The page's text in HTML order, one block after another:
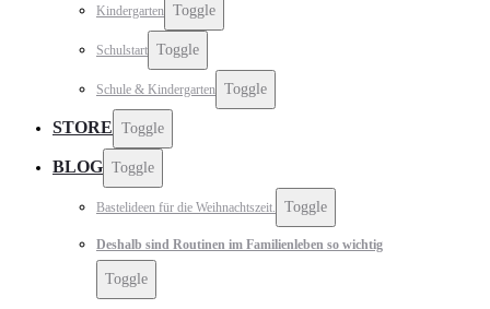
Kindergarten Toggle
Schulstart Toggle
Schule & Kindergarten Toggle
STORE Toggle
BLOG Toggle
Bastelideen für die Weihnachtszeit. Toggle
Deshalb sind Routinen im Familienleben so wichtig
Toggle